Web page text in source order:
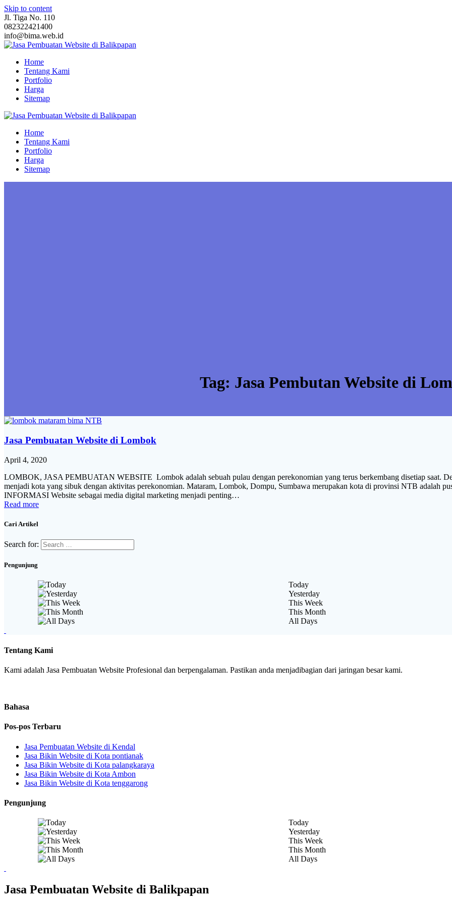
Skip to content
Jl. Tiga No. 110
082322421400
info@bima.web.id
Home
Tentang Kami
Portfolio
Harga
Sitemap
Home
Tentang Kami
Portfolio
Harga
Sitemap
Tag: Jasa Pembutan Website di
Jasa Pembuatan Website di Lombok
April 4, 2020
LOMBOK, JASA PEMBUATAN WEBSITE Lombok adalah sebuah pulau dengan perekonomian yang terus berkembang disetiap saat.
menjadi kota yang sibuk dengan aktivitas perekonomian. Mataram, Lombok, Dompu, Sumbawa merupakan kota di provinsi NTB adalah
INFORMASI Website sebagai media digital marketing menjadi penting…
Read more
Cari Artikel
Search for:
Pengunjung
Today
Yesterday
This Week
This Month
All Days
Tentang Kami
Kami adalah Jasa Pembuatan Website Profesional dan berpengalaman. Pastikan anda menjadibagian dari jaringan besar kami.
Bahasa
Pos-pos Terbaru
Jasa Pembuatan Website di Kendal
Jasa Bikin Website di Kota pontianak
Jasa Bikin Website di Kota palangkaraya
Jasa Bikin Website di Kota Ambon
Jasa Bikin Website di Kota tenggarong
Pengunjung
Today
Yesterday
This Week
This Month
All Days
Jasa Pembuatan Website di Balikpapan